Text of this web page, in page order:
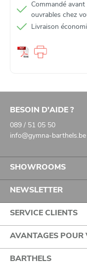
Commandé
ouvrables chez
Livraison
BESOIN D'AIDE ?
089 / 51 05 50
info@gymna-barthels.be
SHOWROOMS
NEWSLETTER
SERVICE CLIENTS
AVANTAGES POUR
BARTHELS